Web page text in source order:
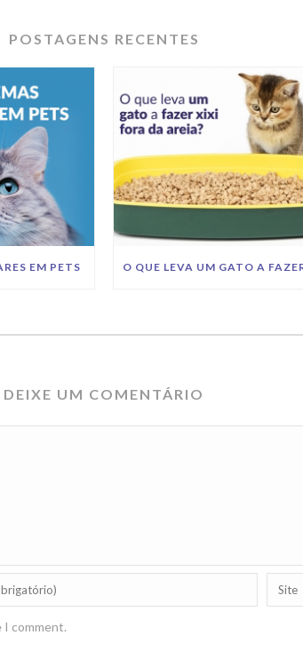
POSTAGENS RECENTES
EM PETS
DEIXE UM COMENTÁRIO
I comment.